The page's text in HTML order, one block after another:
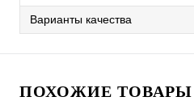
Варианты качества
ПОХОЖИЕ ТОВАРЫ